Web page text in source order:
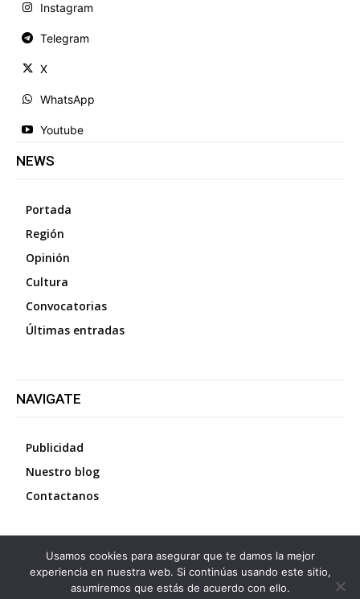
Instagram
Telegram
X
WhatsApp
Youtube
NEWS
Portada
Región
Opinión
Cultura
Convocatorias
Últimas entradas
NAVIGATE
Publicidad
Nuestro blog
Contactanos
©2026 Diario La Protesta.es- Todos los derechos
reservados
Usamos cookies para asegurar que te damos la mejor
experiencia en nuestra web. Si continúas usando este sitio,
asumiremos que estás de acuerdo con ello.